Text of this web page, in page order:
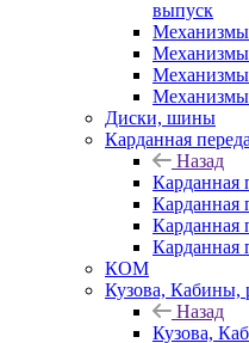
выпуск
Механизмы
Механизмы
Механизмы
Механизмы
Диски, шины
Карданная
Назад
Карданная
Карданная
Карданная
Карданная
КОМ
Кузова, Кабины,
Назад
Кузова,